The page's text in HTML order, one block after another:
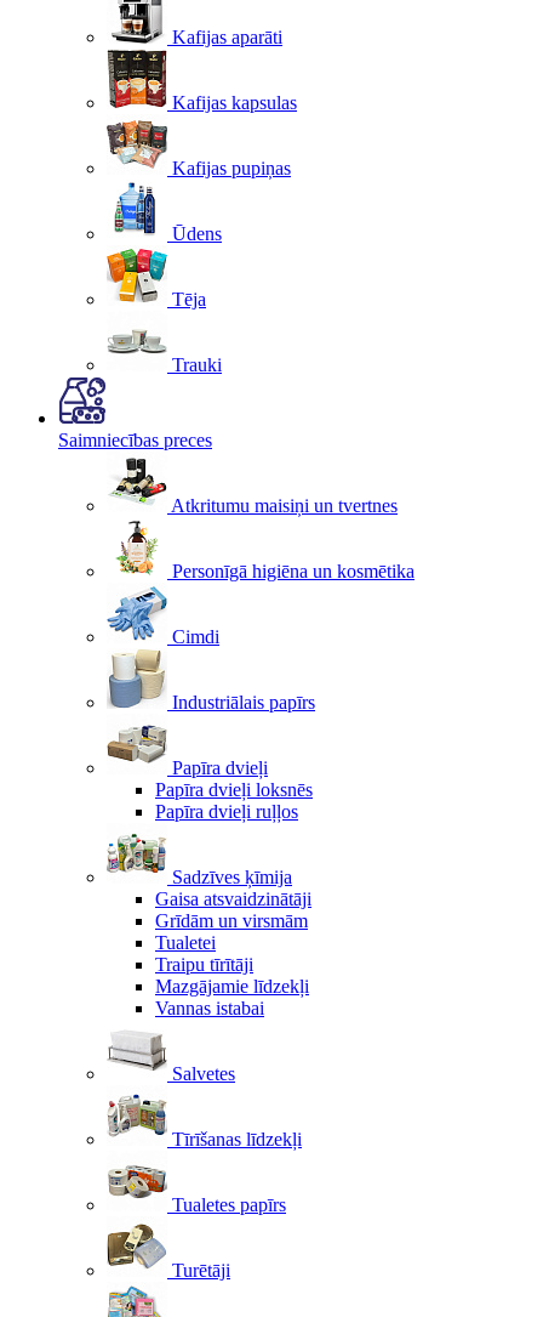
Kafijas aparāti
Kafijas kapsulas
Kafijas pupiņas
Ūdens
Tēja
Trauki
Saimniecības preces
Atkritumu maisiņi un tvertnes
Personīgā higiēna un kosmētika
Cimdi
Industriālais papīrs
Papīra dvieļi
Papīra dvieļi loksnēs
Papīra dvieļi ruļļos
Sadzīves ķīmija
Gaisa atsvaidzinātāji
Grīdām un virsmām
Tualetei
Traipu tīrītāji
Mazgājamie līdzekļi
Vannas istabai
Salvetes
Tīrīšanas līdzekļi
Tualetes papīrs
Turētāji